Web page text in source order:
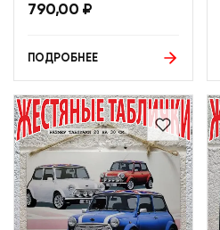
790,00 ₽
ПОДРОБНЕЕ